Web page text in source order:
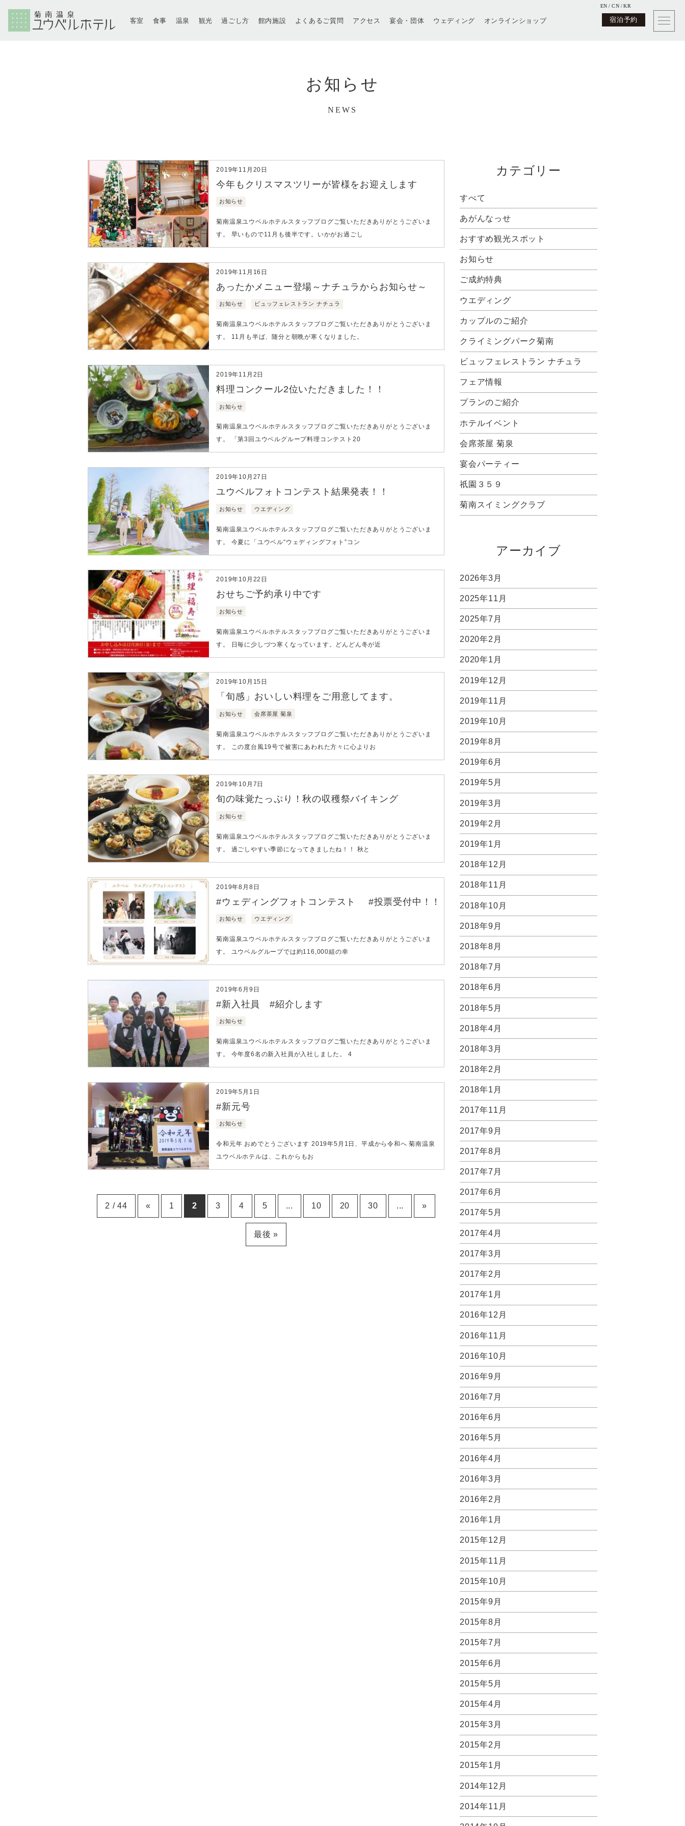
客室 食事 温泉 観光 過ごし方 館内施設 よくあるご質問 アクセス 宴会・団体 ウェディング オンラインショップ 宿泊予約
EN CN KR
お知らせ
NEWS
2019年11月20日
今年もクリスマスツリーが皆様をお迎えします
お知らせ
菊南温泉ユウベルホテルスタッフブログご覧いただきありがとうございま
す。 早いもので11月も後半です。いかがお過ごし
2019年11月16日
あったかメニュー登場～ナチュラからお知らせ～
お知らせ ビュッフェレストラン ナチュラ
菊南温泉ユウベルホテルスタッフブログご覧いただきありがとうございま
す。 11月も半ば、随分と朝晩が寒くなりました。
2019年11月2日
料理コンクール2位いただきました！！
お知らせ
菊南温泉ユウベルホテルスタッフブログご覧いただきありがとうございま
す。 「第3回ユウベルグループ料理コンテスト20
2019年10月27日
ユウベルフォトコンテスト結果発表！！
お知らせ ウエディング
菊南温泉ユウベルホテルスタッフブログご覧いただきありがとうございま
す。 今夏に「ユウベル“ウェディングフォト”コン
2019年10月22日
おせちご予約承り中です
お知らせ
菊南温泉ユウベルホテルスタッフブログご覧いただきありがとうございま
す。 日毎に少しづつ寒くなっています。どんどん冬が近
2019年10月15日
「旬感」おいしい料理をご用意してます。
お知らせ 会席茶屋 菊泉
菊南温泉ユウベルホテルスタッフブログご覧いただきありがとうございま
す。 この度台風19号で被害にあわれた方々に心よりお
2019年10月7日
旬の味覚たっぷり！秋の収穫祭バイキング
お知らせ
菊南温泉ユウベルホテルスタッフブログご覧いただきありがとうございま
す。 過ごしやすい季節になってきましたね！！ 秋と
2019年8月8日
#ウェディングフォトコンテスト #投票受付中！！
お知らせ ウエディング
菊南温泉ユウベルホテルスタッフブログご覧いただきありがとうございま
す。 ユウベルグループでは約116,000組の幸
2019年6月9日
#新入社員 #紹介します
お知らせ
菊南温泉ユウベルホテルスタッフブログご覧いただきありがとうございま
す。 今年度6名の新入社員が入社しました。 4
2019年5月1日
#新元号
お知らせ
令和元年 おめでとうございます 2019年5月1日、平成から令和へ 菊南温泉
ユウベルホテルは、これからもお
2 / 44 « 1 2 3 4 5 ... 10 20 30 ... »
最後 »
カテゴリー
すべて
あがんなっせ
おすすめ観光スポット
お知らせ
ご成約特典
ウエディング
カップルのご紹介
クライミングパーク菊南
ビュッフェレストラン ナチュラ
フェア情報
プランのご紹介
ホテルイベント
会席茶屋 菊泉
宴会パーティー
祇園３５９
菊南スイミングクラブ
アーカイブ
2026年3月
2025年11月
2025年7月
2020年2月
2020年1月
2019年12月
2019年11月
2019年10月
2019年8月
2019年6月
2019年5月
2019年3月
2019年2月
2019年1月
2018年12月
2018年11月
2018年10月
2018年9月
2018年8月
2018年7月
2018年6月
2018年5月
2018年4月
2018年3月
2018年2月
2018年1月
2017年11月
2017年9月
2017年8月
2017年7月
2017年6月
2017年5月
2017年4月
2017年3月
2017年2月
2017年1月
2016年12月
2016年11月
2016年10月
2016年9月
2016年7月
2016年6月
2016年5月
2016年4月
2016年3月
2016年2月
2016年1月
2015年12月
2015年11月
2015年10月
2015年9月
2015年8月
2015年7月
2015年6月
2015年5月
2015年4月
2015年3月
2015年2月
2015年1月
2014年12月
2014年11月